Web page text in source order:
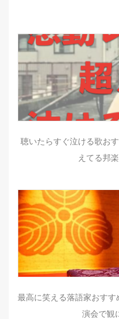
聴いたらすぐ泣ける歌お
えてる邦
最高に笑える落語家おす
演会で観